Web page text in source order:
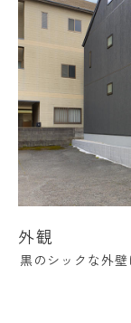
外観
黒のシックな外